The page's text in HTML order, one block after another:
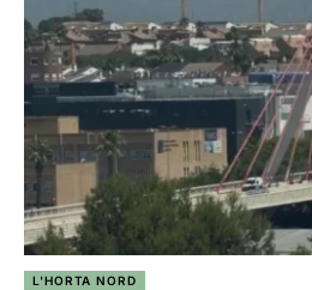
L'HORTA NORD